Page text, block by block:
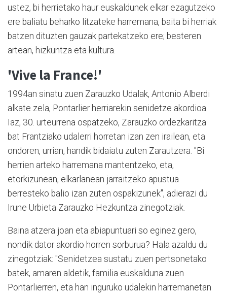
ustez, bi herrietako haur euskaldunek elkar ezagutzeko
ere baliatu beharko litzateke harremana, baita bi herriak
batzen dituzten gauzak partekatzeko ere; besteren
artean, hizkuntza eta kultura.
'Vive la France!'
1994an sinatu zuen Zarauzko Udalak, Antonio Alberdi
alkate zela, Pontarlier herriarekin senidetze akordioa.
Iaz, 30. urteurrena ospatzeko, Zarauzko ordezkaritza
bat Frantziako udalerri horretan izan zen irailean, eta
ondoren, urrian, handik bidaiatu zuten Zarautzera. "Bi
herrien arteko harremana mantentzeko, eta,
etorkizunean, elkarlanean jarraitzeko apustua
berresteko balio izan zuten ospakizunek", adierazi du
Irune Urbieta Zarauzko Hezkuntza zinegotziak.
Baina atzera joan eta abiapuntuari so eginez gero,
nondik dator akordio horren sorburua? Hala azaldu du
zinegotziak: "Senidetzea sustatu zuen pertsonetako
batek, amaren aldetik, familia euskalduna zuen
Pontarlierren, eta han inguruko udalekin harremanetan